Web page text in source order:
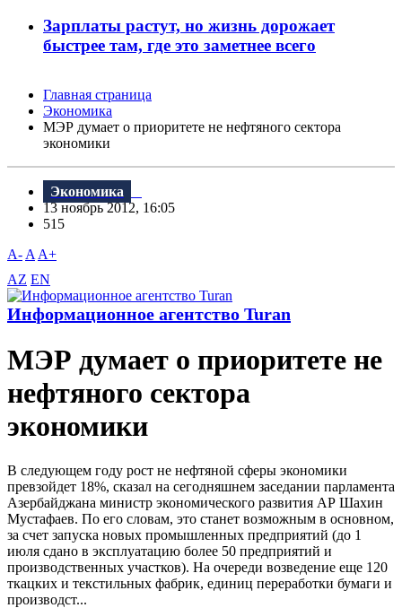
Зарплаты растут, но жизнь дорожает
быстрее там, где это заметнее всего
Главная страница
Экономика
МЭР думает о приоритете не нефтяного сектора
экономики
Экономика
13 ноябрь 2012, 16:05
515
A- A A+
AZ EN
Информационное агентство Turan
МЭР думает о приоритете не
нефтяного сектора
экономики
В следующем году рост не нефтяной сферы экономики
превзойдет 18%, сказал на сегодняшнем заседании парламента
Азербайджана министр экономического развития АР Шахин
Мустафаев. По его словам, это станет возможным в основном,
за счет запуска новых промышленных предприятий (до 1
июля сдано в эксплуатацию более 50 предприятий и
производственных участков). На очереди возведение еще 120
ткацких и текстильных фабрик, единиц переработки бумаги и
производст...